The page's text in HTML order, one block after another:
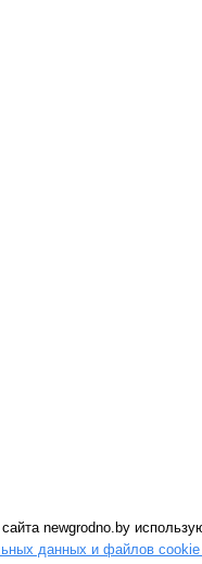
newgrodno.by
данных и файлов